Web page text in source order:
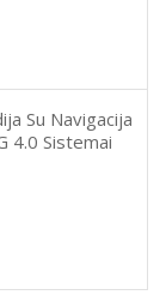
Su Navigacija
4.0 Sistemai